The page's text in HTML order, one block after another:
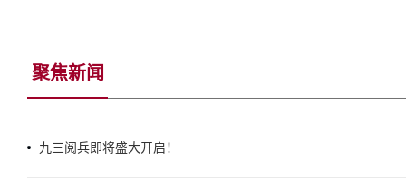
聚焦新闻
九三阅兵即将盛大开启！